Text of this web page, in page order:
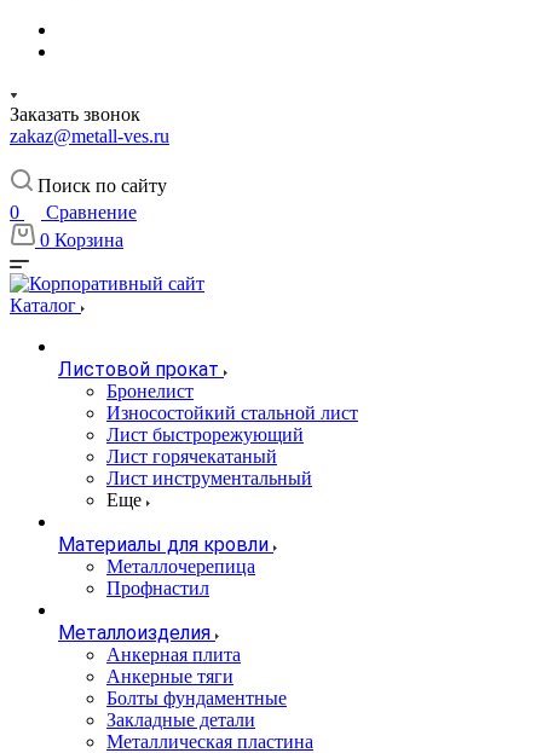
Заказать звонок
zakaz@metall-ves.ru
Поиск по сайту
0
Сравнение
0 Корзина
Каталог
Листовой прокат
Бронелист
Износостойкий стальной лист
Лист быстрорежующий
Лист горячекатаный
Лист инструментальный
Еще
Материалы для кровли
Металлочерепица
Профнастил
Металлоизделия
Анкерная плита
Анкерные тяги
Болты фундаментные
Закладные детали
Металлическая пластина